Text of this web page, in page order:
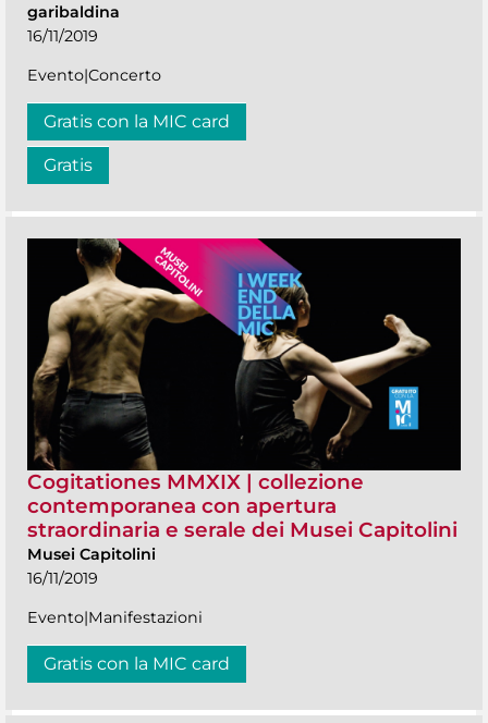
garibaldina
16/11/2019
Evento|Concerto
Gratis con la MIC card
Gratis
Cogitationes MMXIX | collezione
contemporanea con apertura
straordinaria e serale dei Musei Capitolini
Musei Capitolini
16/11/2019
Evento|Manifestazioni
Gratis con la MIC card